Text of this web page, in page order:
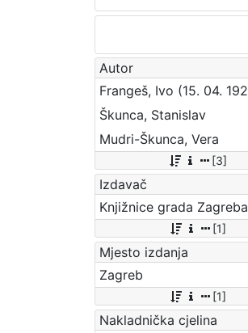
Autor
Škunca, Stanislav
Mudri-Škunca, Vera
[3]
Izdavač
Knjižnice grada Zagreba
[1]
Mjesto izdanja
Zagreb
[1]
Nakladnička cjelina